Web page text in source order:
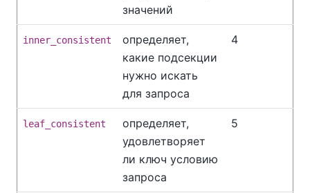
значений
inner_consistent
определяет,
какие подсекции
нужно искать
для запроса
4
leaf_consistent
определяет,
удовлетворяет
ли ключ условию
запроса
5